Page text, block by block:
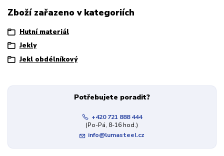
Zboží zařazeno v kategoriích
Hutní materiál
Jekly
Jekl obdélníkový
Potřebujete poradit?
+420 721 888 444
(Po-Pá, 8-16 hod.)
info@lumasteel.cz